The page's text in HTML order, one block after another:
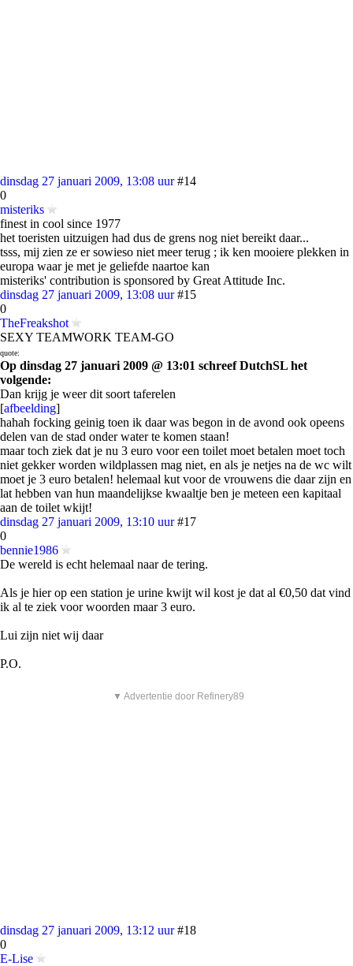
dinsdag 27 januari 2009, 13:08 uur #14
0
misteriks
finest in cool since 1977
het toeristen uitzuigen had dus de grens nog niet bereikt daar...
tsss, mij zien ze er sowieso niet meer terug ; ik ken mooiere plekken in
europa waar je met je geliefde naartoe kan
misteriks' contribution is sponsored by Great Attitude Inc.
dinsdag 27 januari 2009, 13:08 uur #15
0
TheFreakshot
SEXY TEAMWORK TEAM-GO
quote:
Op dinsdag 27 januari 2009 @ 13:01 schreef DutchSL het
volgende:
Dan krijg je weer dit soort taferelen
[afbeelding]
hahah focking geinig toen ik daar was begon in de avond ook opeens
delen van de stad onder water te komen staan!
maar toch ziek dat je nu 3 euro voor een toilet moet betalen moet toch
niet gekker worden wildplassen mag niet, en als je netjes na de wc wilt
moet je 3 euro betalen! helemaal kut voor de vrouwens die daar zijn en
lat hebben van hun maandelijkse kwaaltje ben je meteen een kapitaal
aan de toilet wkijt!
dinsdag 27 januari 2009, 13:10 uur #17
0
bennie1986
De wereld is echt helemaal naar de tering.
Als je hier op een station je urine kwijt wil kost je dat al €0,50 dat vind
ik al te ziek voor woorden maar 3 euro.
Lui zijn niet wij daar
P.O.
▼ Advertentie door Refinery89
dinsdag 27 januari 2009, 13:12 uur #18
0
E-Lise